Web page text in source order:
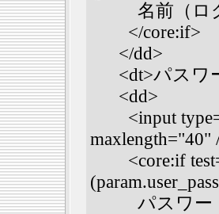
名前（ログ
</core:if>
</dd>
<dt>パスワ
<dd>
<input
maxlength="40"
<core:if
パスワード